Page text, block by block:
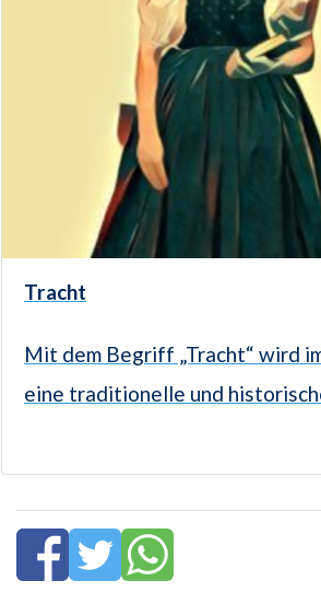
Tracht
Mit dem Begriff „Tracht“ wird
eine traditionelle und